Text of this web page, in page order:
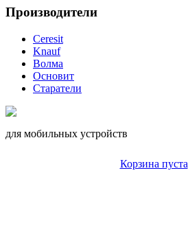
Производители
Ceresit
Knauf
Волма
Основит
Старатели
для мобильных устройств
Корзина пуста